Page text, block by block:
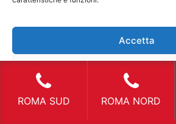
Accetta
Visualizza le
rotture improvvise I problemi
spesso in queste tipologie di
sono quelli che interessano le
modifica della temperatura.
possiamo dire che si tratta di
idraulico simile a quelli che
ROMA SUD ROMA NORD